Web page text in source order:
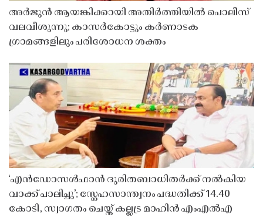
അർജുൻ ആയങ്കിക്കായി അതിർത്തിയിൽ പൊലീസ്
വലവീശുന്നു; കാസർകോട്ടും കർണാടക
ഗ്രാമങ്ങളിലും പരിശോധന ശക്തം
‘എൻഡോസൾഫാൻ ദുരിതബാധിതർക്ക് നൽകിയ
വാക്ക് പാലിച്ചു’; സ്നേഹസാന്ത്വനം പദ്ധതിക്ക് 14.40
കോടി, സ്വാഗതം ചെയ്ത് കല്ലട്ര മാഹിൻ എംഎൽഎ